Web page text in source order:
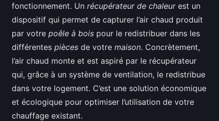
fonctionnement. Un récupérateur de chaleurest un
dispositif qui permet de capturer l’air chaud produit
par votre poêle à bois pour le redistribuer dans les
différentes pièces de votre maison. Concrètement,
l’air chaud monte et est aspiré par le récupérateur
qui, grâce à un système de ventilation, le redistribue
dans votre logement. C’est une solution économique
et écologique pour optimiser l’utilisation de votre
chauffage existant.